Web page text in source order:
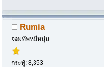
Rumia
จอมทัพหมีหนุ่ม
กระทู้: 8,353